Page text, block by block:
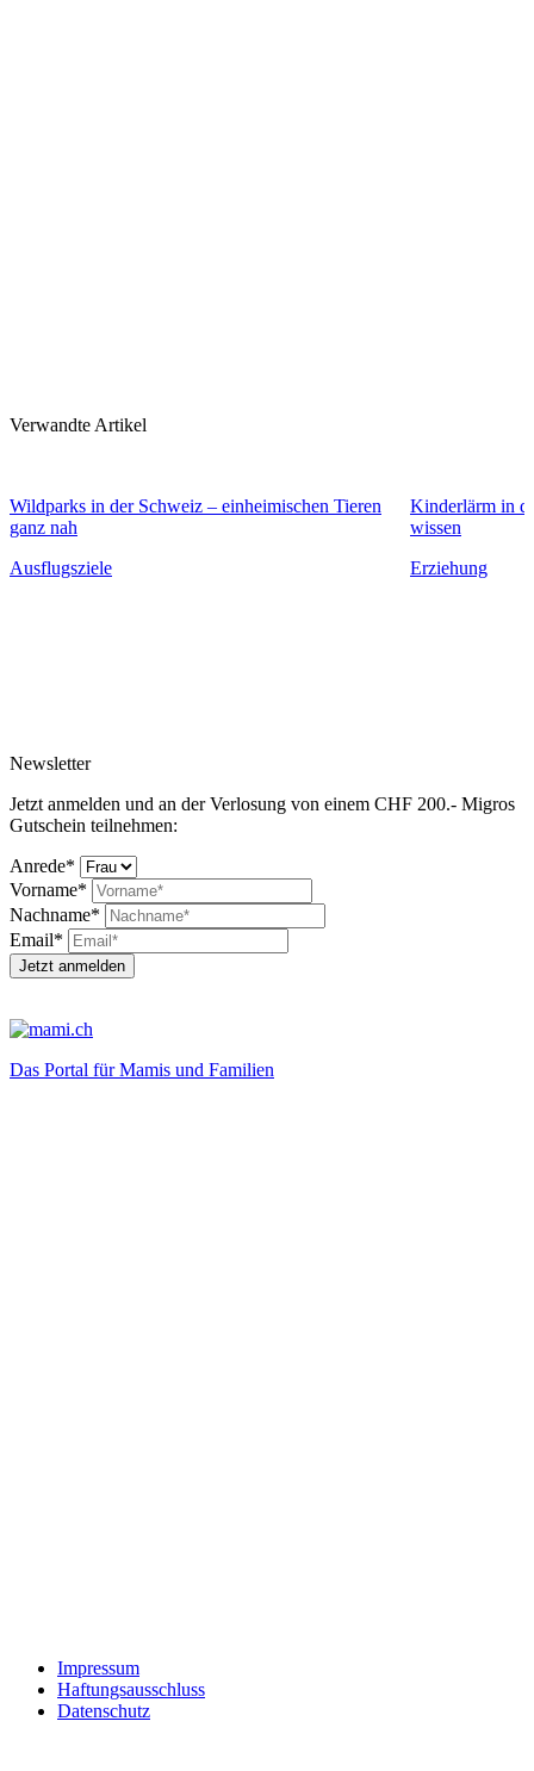
Verwandte Artikel
Wildparks in der Schweiz – einheimischen Tieren
ganz nah
Ausflugsziele
Kinderlärm in
wissen
Erziehung
Newsletter
Jetzt anmelden und an der Verlosung von einem CHF 200.- Migros
Gutschein teilnehmen:
Anrede*
Vorname*
Nachname*
Email*
Jetzt anmelden
Das Portal für Mamis und Familien
Impressum
Haftungsausschluss
Datenschutz